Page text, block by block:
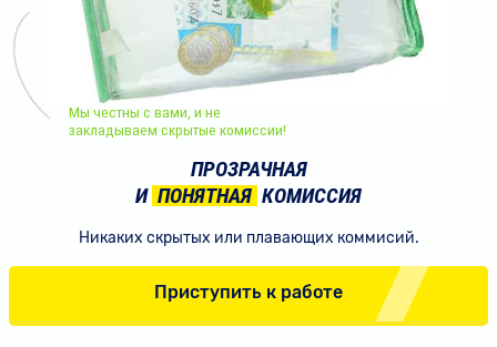
Мы честны с вами, и не
закладываем скрытые комиссии!
ПРОЗРАЧНАЯ
И ПОНЯТНАЯ КОМИССИЯ
Никаких скрытых или плавающих коммисий.
Приступить к работе